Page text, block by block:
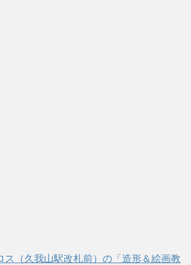
ス（久我山駅改札前）の「造形＆絵画教